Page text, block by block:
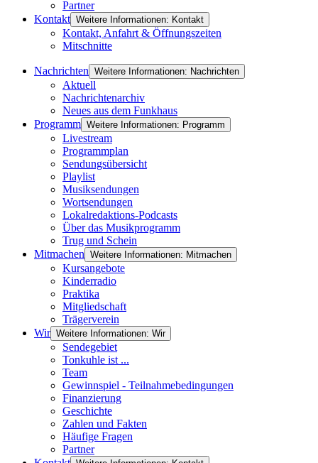
Partner
Kontakt Weitere Informationen: Kontakt
Kontakt, Anfahrt & Öffnungszeiten
Mitschnitte
Nachrichten Weitere Informationen: Nachrichten
Aktuell
Nachrichtenarchiv
Neues aus dem Funkhaus
Programm Weitere Informationen: Programm
Livestream
Programmplan
Sendungsübersicht
Playlist
Musiksendungen
Wortsendungen
Lokalredaktions-Podcasts
Über das Musikprogramm
Trug und Schein
Mitmachen Weitere Informationen: Mitmachen
Kursangebote
Kinderradio
Praktika
Mitgliedschaft
Trägerverein
Wir Weitere Informationen: Wir
Sendegebiet
Tonkuhle ist ...
Team
Gewinnspiel - Teilnahmebedingungen
Finanzierung
Geschichte
Zahlen und Fakten
Häufige Fragen
Partner